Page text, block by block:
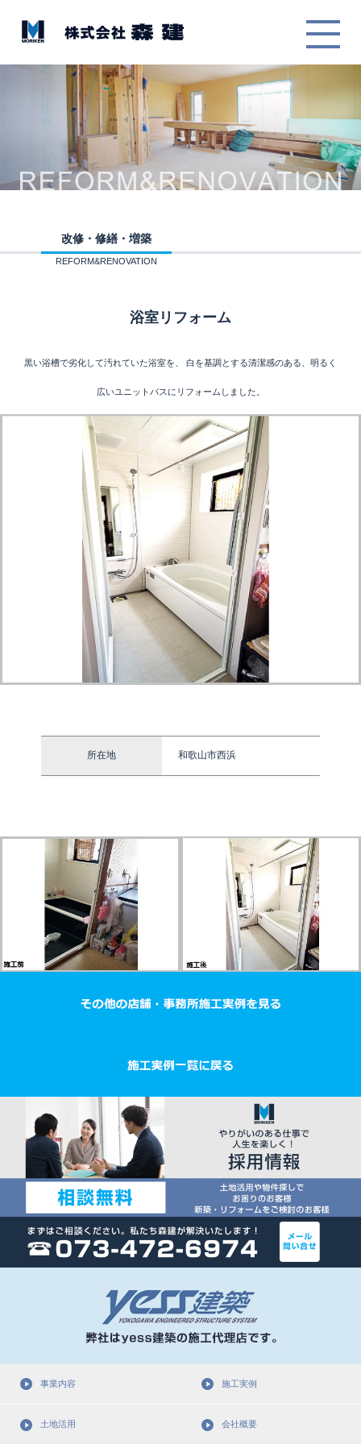
改修・修繕・増築
REFORM&RENOVATION
浴室リフォーム
黒い浴槽で劣化して汚れていた浴室を、 白を基調とする清潔感のある、明るく
広いユニットバスにリフォームしました。
所在地 和歌山市西浜
事業内容 施工実例
土地活用 会社概要